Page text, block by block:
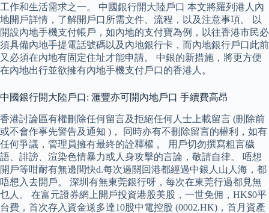
工作和生活需求之一。 中國銀行開大陸戶口 本文將羅列港人內
地開戶詳情，了解開戶口所需文件、流程，以及注意事項。 以
開設內地手機支付帳戶，如內地的支付寶為例，以往香港市民必
須具備內地手提電話號碼以及內地銀行卡，而內地銀行戶口此前
又必須在內地有固定住址才能申請。 中銀的新措施，將更方便
在內地出行並欲擁有內地手機支付戶口的香港人。
中國銀行開大陸戶口: 滙豐亦可開內地戶口 手續費高昂
香港討論區有權刪除任何留言及拒絕任何人士上載留言 (刪除前
或不會作事先警告及通知 )， 同時亦有不刪除留言的權利，如有
任何爭議，管理員擁有最終的詮釋權 。 用戶切勿撰寫粗言穢
語、誹謗、渲染色情暴力或人身攻擊的言論，敬請自律。 唔想
開戶等咁耐有無邊間快d.每次過關回港都經過中銀人山人海，都
唔想入去開戶。 深圳有無東莞銀行呀，每次在東莞行過都見無
乜人。 在富元證券網上開戶投資港股美股，一世免佣，HK$0平
台費，首次存入資金送多達10股中電控股 (0002.HK)，首月資產